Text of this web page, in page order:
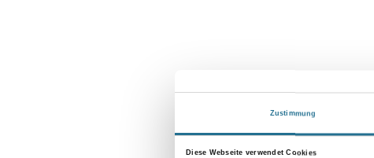
Zustimmung
Diese Webseite verwendet Cookies